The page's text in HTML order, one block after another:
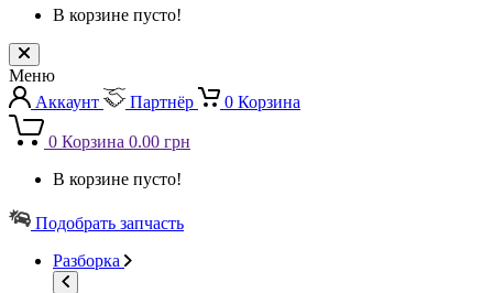
В корзине пусто!
Меню
Аккаунт
Партнёр 0 Корзина
0 Корзина 0.00 грн
В корзине пусто!
Подобрать запчасть
Разборка